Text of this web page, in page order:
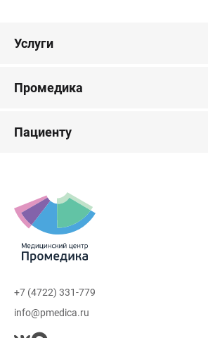
Услуги
Промедика
Пациенту
+7 (4722) 331-779
info@pmedica.ru